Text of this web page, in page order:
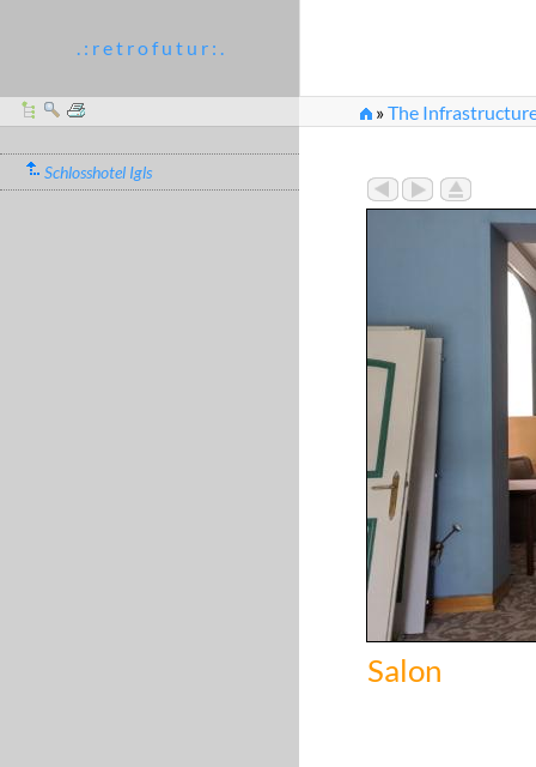
. : r e t r o f u t u r : .
»The
Schlosshotel Igls
Salon